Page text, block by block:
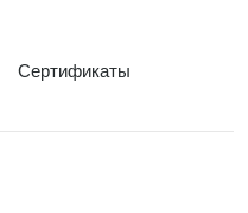
Сертификаты